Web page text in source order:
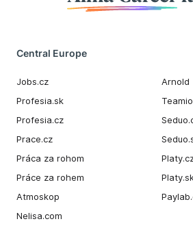
Central Europe
Jobs.cz
Profesia.sk
Profesia.cz
Prace.cz
Práca za rohom
Práce za rohem
Atmoskop
Nelisa.com
Arnold
Teamio